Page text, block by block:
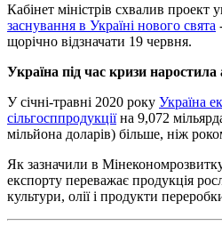
Кабінет міністрів схвалив проект
заснування в Україні нового свята
щорічно відзначати 19 червня.
Україна під час кризи наростила
У січні-травні 2020 року Україна
сільгосппродукціїна 9,072
мільйона доларів) більше, ніж
Як зазначили в
експорту переважає продукція
культури, олії і продукти